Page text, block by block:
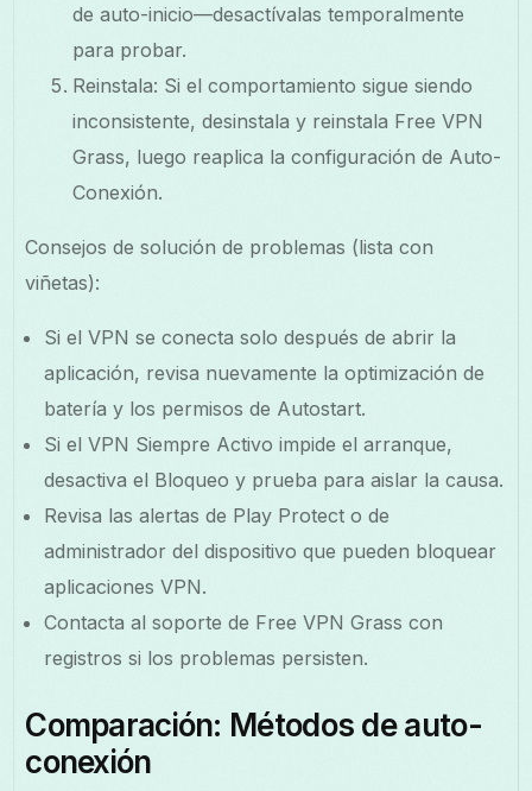
de auto-inicio—desactívalas temporalmente
para probar.
Reinstala: Si el comportamiento sigue siendo
inconsistente, desinstala y reinstala Free VPN
Grass, luego reaplica la configuración de Auto-
Conexión.
Consejos de solución de problemas (lista con
viñetas):
Si el VPN se conecta solo después de abrir la
aplicación, revisa nuevamente la optimización de
batería y los permisos de Autostart.
Si el VPN Siempre Activo impide el arranque,
desactiva el Bloqueo y prueba para aislar la causa.
Revisa las alertas de Play Protect o de
administrador del dispositivo que pueden bloquear
aplicaciones VPN.
Contacta al soporte de Free VPN Grass con
registros si los problemas persisten.
Comparación: Métodos de auto-
conexión